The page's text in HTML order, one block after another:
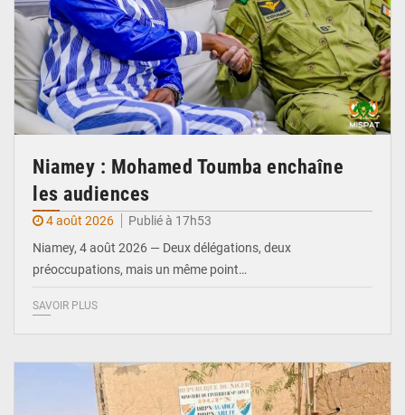
Niamey : Mohamed Toumba enchaîne
les audiences
4 août 2026
Publié à 17h53
Niamey, 4 août 2026 — Deux délégations, deux
préoccupations, mais un même point…
SAVOIR PLUS